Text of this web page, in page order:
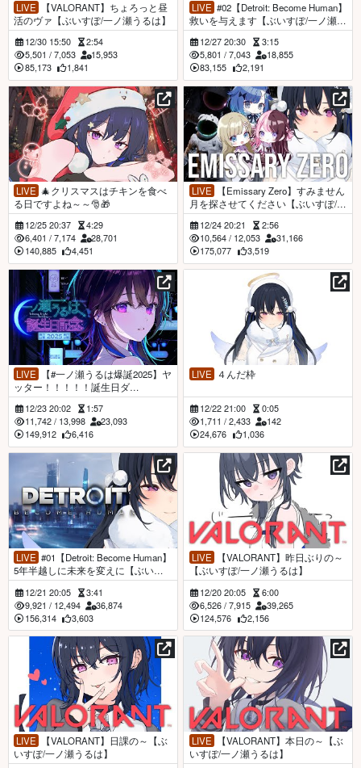
LIVE
活のヴァ【ぶいすぽ/一ノ瀬うるは】
12/30 15:50
2:54
5,501 / 7,053
15,953
85,173
1,841
LIVE
救いを与えます【ぶいすぽ/一ノ瀬う
るは】
12/27 20:30
3:15
5,801 /7,043
18,855
83,155
2,191
LIVE
る日ですよね～～🎅🎁
12/25 20:37
4:29
6,401 / 7,174
28,701
140,885
4,451
LIVE
月を探させてください【ぶいすぽ/一
ノ瀬うるは】
12/24 20:21
2:56
10,564 / 12,053
31,166
175,077
3,519
LIVE
ッター！！！！！誕生日ダ
ー！！！！！！！【ぶいすぽ】
12/23 20:02
1:57
11,742/ 13,998
23,093
149,912
6,416
LIVE ４んだ枠
12/22 21:00
0:05
1,711 /2,433
142
24,676
1,036
LIVE
5年半越しに未来を変えに【ぶいす
ぽ/一ノ瀬うるは】
12/21 20:05
3:41
9,921 / 12,494
36,874
156,314
3,603
LIVE
【ぶいすぽ/一ノ瀬うるは】
12/20 20:05
6:00
6,526 /7,915
39,265
124,576
2,156
LIVE
いすぽ/一ノ瀬うるは】
LIVE
いすぽ/一ノ瀬うるは】